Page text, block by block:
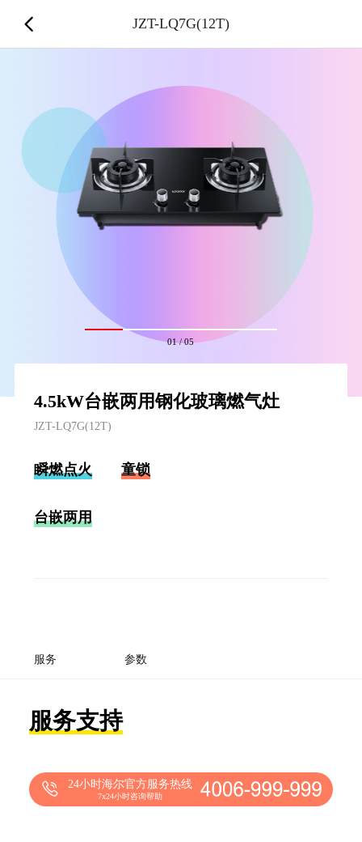
01/05
4.5kW台嵌两用钢化玻璃燃气灶
JZT-LQ7G(12T)
瞬燃点火 童锁
台嵌两用
服务 参数
服务支持
24小时海尔官方服务热线
7x24小时咨询帮助
JZT-LQ7G(12T)